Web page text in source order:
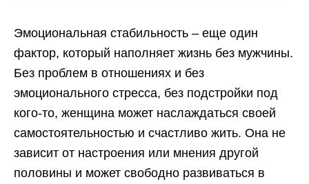
Эмоциональная стабильность – еще один
фактор, который наполняет жизнь без мужчины.
Без проблем в отношениях и без
эмоционального стресса, без подстройки под
кого-то, женщина может наслаждаться своей
самостоятельностью и счастливо жить. Она не
зависит от настроения или мнения другой
половины и может свободно развиваться в